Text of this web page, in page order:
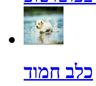
כלב חמוד